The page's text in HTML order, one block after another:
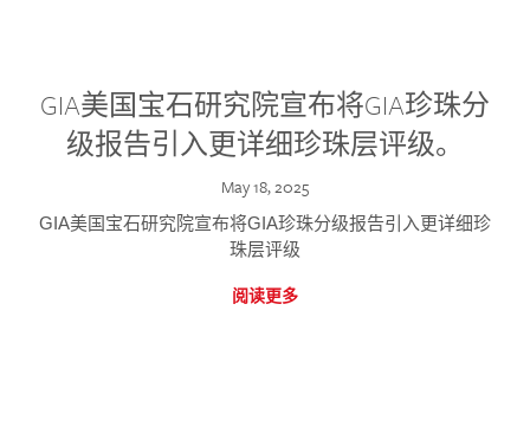
GIA美国宝石研究院宣布将GIA珍珠分
级报告引入更详细珍珠层评级。
May 18, 2025
GIA美国宝石研究院宣布将GIA珍珠分级报告引入更详细珍
珠层评级
阅读更多